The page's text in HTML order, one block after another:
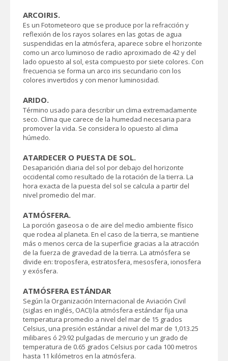
ARCOIRIS.
Es un Fotometeoro que se produce por la refracción y
reflexión de los rayos solares en las gotas de agua
suspendidas en la atmósfera, aparece sobre el horizonte
como un arco luminoso de radio aproximado de 42 y del
lado opuesto al sol, esta compuesto por siete colores. Con
frecuencia se forma un arco iris secundario con los
colores invertidos y con menor luminosidad.
ARIDO.
Término usado para describir un clima extremadamente
seco. Clima que carece de la humedad necesaria para
promover la vida. Se considera lo opuesto al clima
húmedo.
ATARDECER O PUESTA DE SOL.
Desaparición diaria del sol por debajo del horizonte
occidental como resultado de la rotación de la tierra. La
hora exacta de la puesta del sol se calcula a partir del
nivel promedio del mar.
ATMÓSFERA.
La porción gaseosa o de aire del medio ambiente físico
que rodea al planeta. En el caso de la tierra, se mantiene
más o menos cerca de la superficie gracias a la atracción
de la fuerza de gravedad de la tierra. La atmósfera se
divide en: troposfera, estratosfera, mesosfera, ionosfera
y exósfera.
ATMÓSFERA ESTÁNDAR
Según la Organización Internacional de Aviación Civil
(siglas en inglés, OACI) la atmósfera estándar fija una
temperatura promedio a nivel del mar de 15 grados
Celsius, una presión estándar a nivel del mar de 1,013.25
milibares ó 29.92 pulgadas de mercurio y un grado de
temperatura de 0.65 grados Celsius por cada 100 metros
hasta 11 kilómetros en la atmósfera.